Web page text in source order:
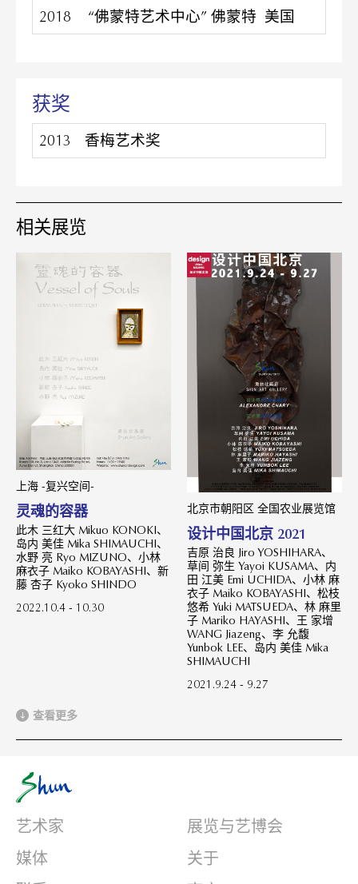
2018
“佛蒙特艺术中心” 佛蒙特 美国
获奖
2013 香梅艺术奖
相关展览
上海 -复兴空间-
灵魂的容器
此木 三红大 Mikuo KONOKI、
岛内 美佳 Mika SHIMAUCHI、
水野 亮 Ryo MIZUNO、小林
麻衣子 Maiko KOBAYASHI、新
藤 杏子 Kyoko SHINDO
2022.10.4 - 10.30
北京市朝阳区 全国农业展览馆
设计中国北京 2021
吉原 治良 Jiro YOSHIHARA、
草间 弥生 Yayoi KUSAMA、内
田 江美 Emi UCHIDA、小林 麻
衣子 Maiko KOBAYASHI、松枝
悠希 Yuki MATSUEDA、林 麻里
子 Mariko HAYASHI、王 家增
WANG Jiazeng、李 允馥
Yunbok LEE、岛内 美佳 Mika
SHIMAUCHI
2021.9.24 - 9.27
查看更多
艺术家
展览与艺博会
媒体
关于